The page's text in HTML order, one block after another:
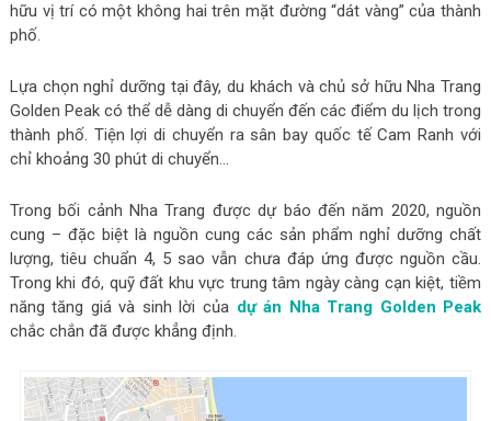
hữu vị trí có một không hai trên mặt đường “dát vàng” của thành
phố.
Lựa chọn nghỉ dưỡng tại đây, du khách và chủ sở hữu Nha Trang
Golden Peak có thể dễ dàng di chuyển đến các điểm du lịch trong
thành phố. Tiện lợi di chuyển ra sân bay quốc tế Cam Ranh với
chỉ khoảng 30 phút di chuyển…
Trong bối cảnh Nha Trang được dự báo đến năm 2020, nguồn
cung – đặc biệt là nguồn cung các sản phẩm nghỉ dưỡng chất
lượng, tiêu chuẩn 4, 5 sao vẫn chưa đáp ứng được nguồn cầu.
Trong khi đó, quỹ đất khu vực trung tâm ngày càng cạn kiệt, tiềm
năng tăng giá và sinh lời của dự án Nha Trang Golden Peak
chắc chắn đã được khẳng định.